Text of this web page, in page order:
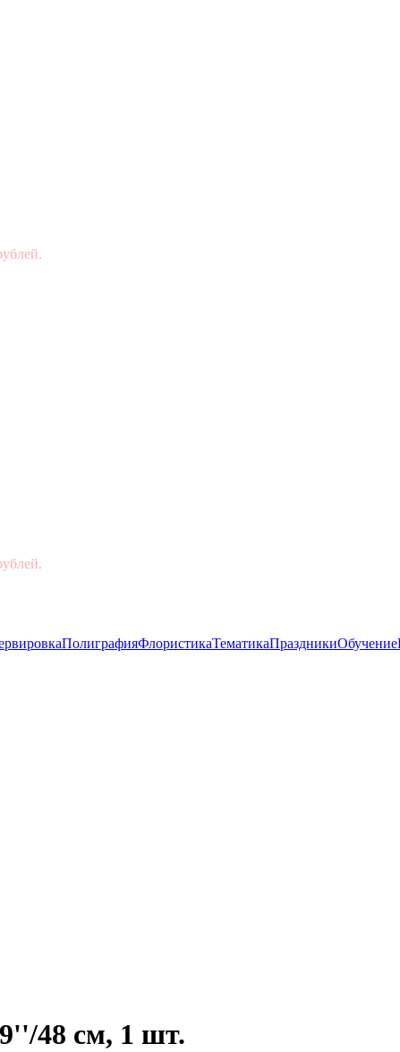
ПолиграфияФлористикаТематикаПраздникиОбучение
48 см, 1 шт.